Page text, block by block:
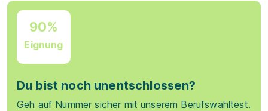
90%
Eignung
Du bist noch unentschlossen?
Geh auf Nummer sicher mit unserem Berufswahltest.